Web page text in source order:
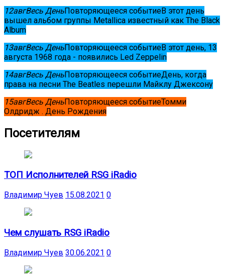
12авгВесь ДеньПовторяющееся событиеВ этот день
вышел альбом группы Metallica известный как The Black
Album
13авгВесь ДеньПовторяющееся событиеВ этот день, 13
августа 1968 года - появились Led Zeppelin
14авгВесь ДеньПовторяющееся событиеДень, когда
права на песни The Beatles перешли Майклу Джексону
15авгВесь ДеньПовторяющееся событиеТомми
Олдридж . День Рождения
Посетителям
ТОП Исполнителей RSG iRadio
Владимир Чуев 15.08.2021 0
Чем слушать RSG iRadio
Владимир Чуев 30.06.2021 0